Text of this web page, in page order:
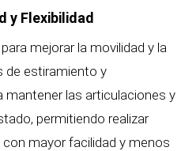
y Flexibilidad
mejorar la movilidad y la
de estiramiento y
las articulaciones y
permitiendo realizar
mayor facilidad y menos